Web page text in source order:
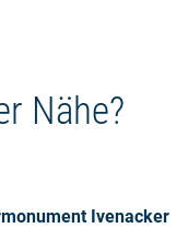
Nähe?
Ivenacker